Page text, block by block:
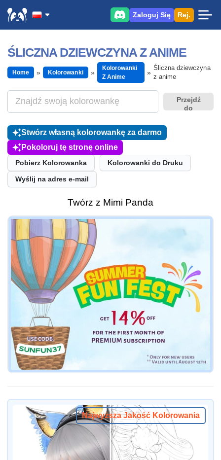
Zaloguj Się Rej.
ŚLICZNA DZIEWCZYNA Z ANIME
Home Kolorowanki
Kolorowanki
Z Anime
Śliczna dziewczyna
z anime
Przejdź
do
Stwórz własną kolorowankę za darmo
Pokoloruj tę stronę online
Pobierz Kolorowanka Kolorowanki do Druku
Wyślij na adres e-mail
Twórz z Mimi Panda
Najwyższa Jakość Kolorowania